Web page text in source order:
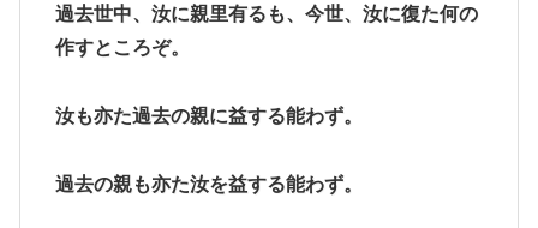
過去世中、汝に親里有るも、今世、汝に復た何の
作すところぞ。
汝も亦た過去の親に益する能わず。
過去の親も亦た汝を益する能わず。